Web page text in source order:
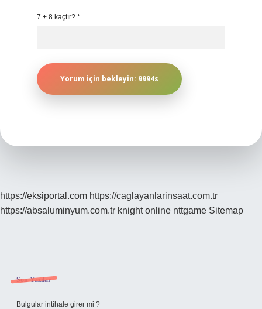
7 + 8 kaçtır? *
https://eksiportal.com https://caglayanlarinsaat.com.tr
https://absaluminyum.com.tr knight online nttgame Sitemap
Sidebar
Son Yazılar
Bulgular intihale girer mi ?